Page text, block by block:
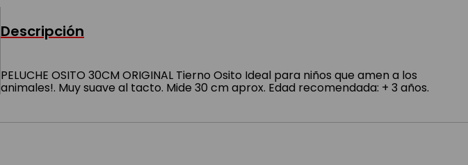
Descripción
PELUCHE OSITO 30CM ORIGINAL Tierno Osito Ideal para niños que amen a los
animales!. Muy suave al tacto. Mide 30 cm aprox. Edad recomendada: + 3 años.